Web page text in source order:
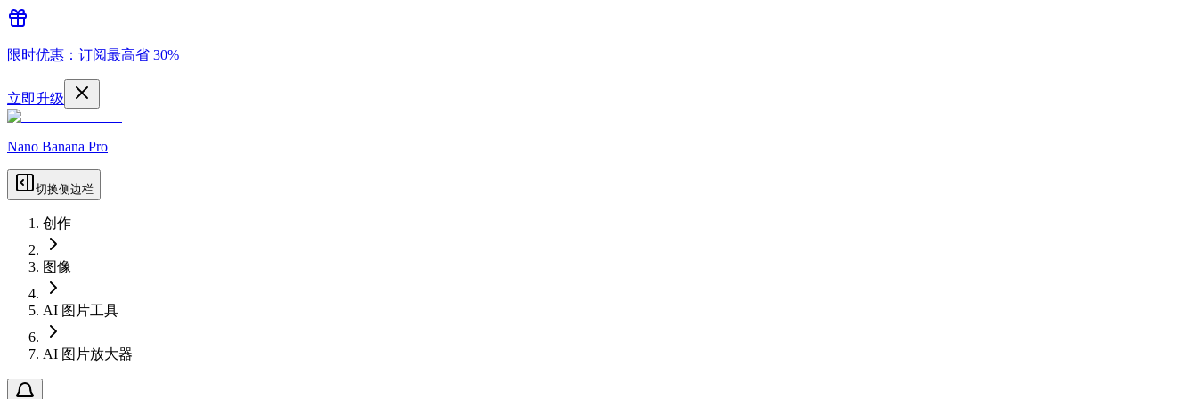
限时优惠：订阅最高省 30%
立即升级
Nano Banana Pro
切换侧边栏
创作
图像
AI 图片工具
AI 图片放大器